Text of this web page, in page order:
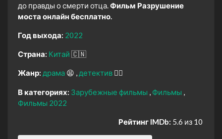
до правды о смерти отца.Фильм Разрушение
моста онлайн бесплатно.
Год выхода: 2022
Страна: Китай 🇨🇳
Жанр: драма 😫 детектив 🕵️‍♂️
В категориях: Зарубежные фильмы
Фильмы
Фильмы 2022
Рейтинг IMDb: 5.6 из 10